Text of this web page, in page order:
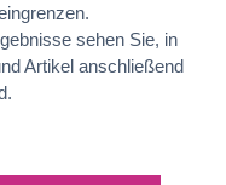
sehen Sie, in
Artikel anschließend